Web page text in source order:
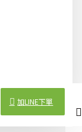
加LINE下單
工具
工具
套裝